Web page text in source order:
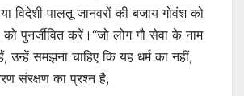
विदेशी पालतू जानवरों की बजाय गोवंश को
पुनर्जीवित करें।“जो लोग गौ सेवा के नाम
उन्हें समझना चाहिए कि यह धर्म का नहीं,
संरक्षण का प्रश्न है,